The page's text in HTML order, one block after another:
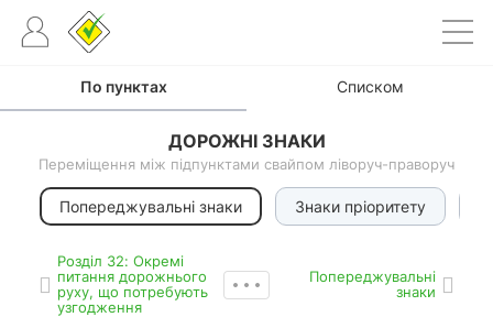
По пунктах Списком
ДОРОЖНІ ЗНАКИ
Переміщення між підпунктами свайпом ліворуч-праворуч
Попереджувальні знаки Знаки пріоритету
Роздiл 32: Окремі
питання дорожнього
руху, що потребують
узгодження
Попереджувальні
знаки